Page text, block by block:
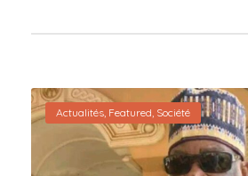
Actualités, Featured, Société